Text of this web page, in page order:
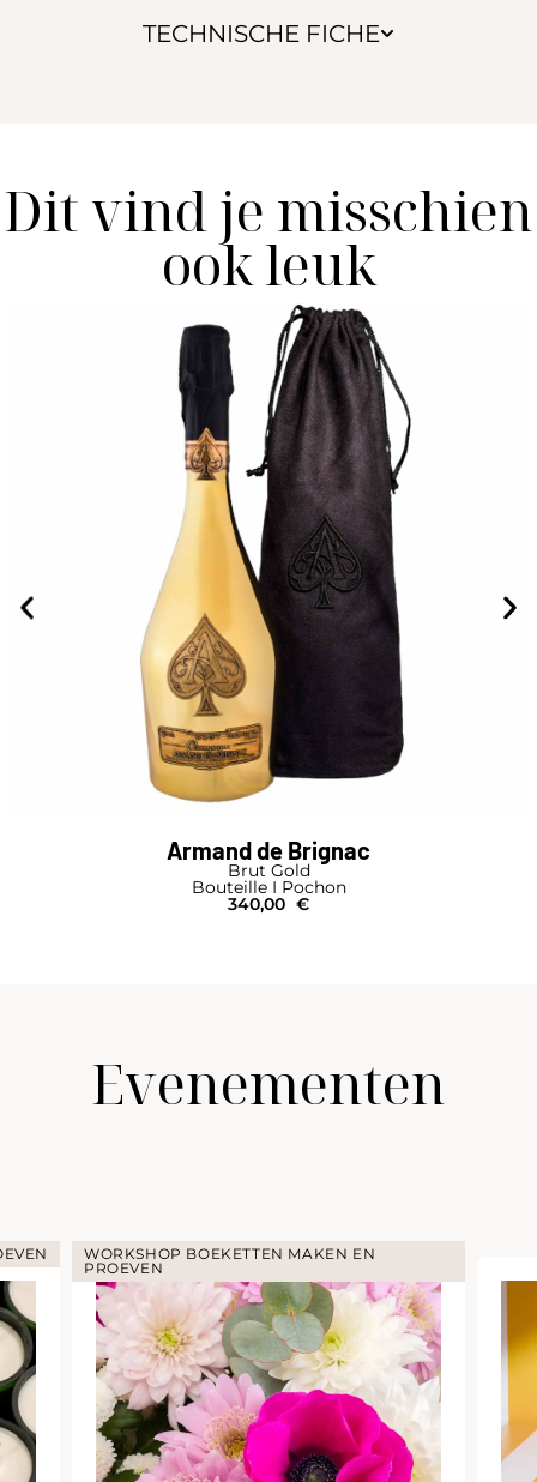
TECHNISCHE FICHE
Dit vind je misschien
ook leuk
Armand de Brignac
Brut Gold
Bouteille I Pochon
340,00 €
Evenementen
WORKSHOP BOEKETTEN MAKEN EN
PROEVEN